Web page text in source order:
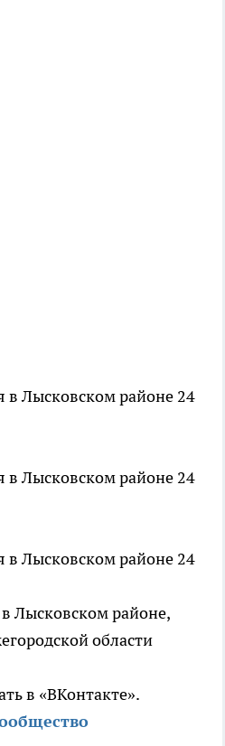
Лысковском районе,
области
в «ВКонтакте».